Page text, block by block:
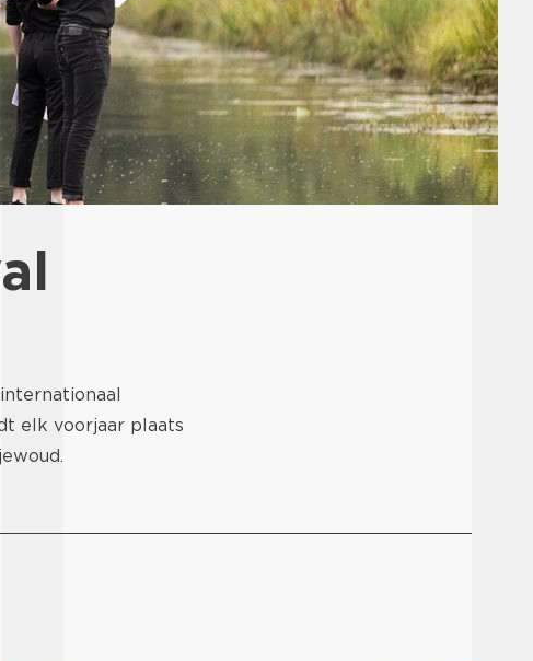
elk voorjaar plaats